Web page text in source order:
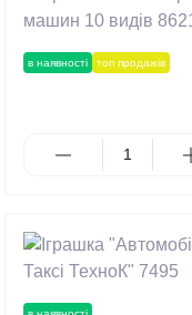
в наявності топ продажів